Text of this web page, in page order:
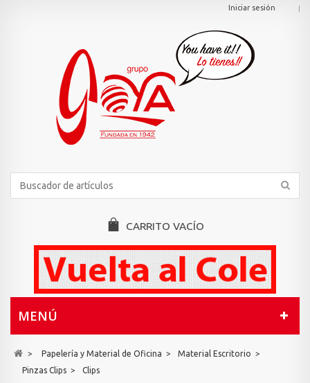
Iniciar sesión
CARRITO VACÍO
MENÚ
> Papelería y Material de Oficina > Material Escritorio >
Pinzas Clips > Clips